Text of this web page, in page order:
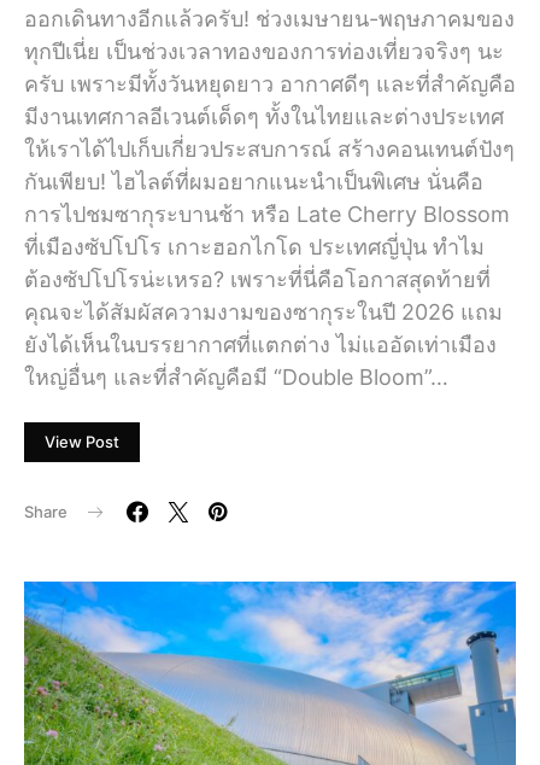
ออกเดินทางอีกแล้วครับ! ช่วงเมษายน-พฤษภาคมของ
ทุกปีเนี่ย เป็นช่วงเวลาทองของการท่องเที่ยวจริงๆ นะ
ครับ เพราะมีทั้งวันหยุดยาว อากาศดีๆ และที่สำคัญคือ
มีงานเทศกาลอีเวนต์เด็ดๆ ทั้งในไทยและต่างประเทศ
ให้เราได้ไปเก็บเกี่ยวประสบการณ์ สร้างคอนเทนต์ปังๆ
กันเพียบ! ไฮไลต์ที่ผมอยากแนะนำเป็นพิเศษ นั่นคือ
การไปชมซากุระบานช้า หรือ Late Cherry Blossom
ที่เมืองซัปโปโร เกาะฮอกไกโด ประเทศญี่ปุ่น ทำไม
ต้องซัปโปโรน่ะเหรอ? เพราะที่นี่คือโอกาสสุดท้ายที่
คุณจะได้สัมผัสความงามของซากุระในปี 2026 แถม
ยังได้เห็นในบรรยากาศที่แตกต่าง ไม่แออัดเท่าเมือง
ใหญ่อื่นๆ และที่สำคัญคือมี “Double Bloom”…
View Post
Share